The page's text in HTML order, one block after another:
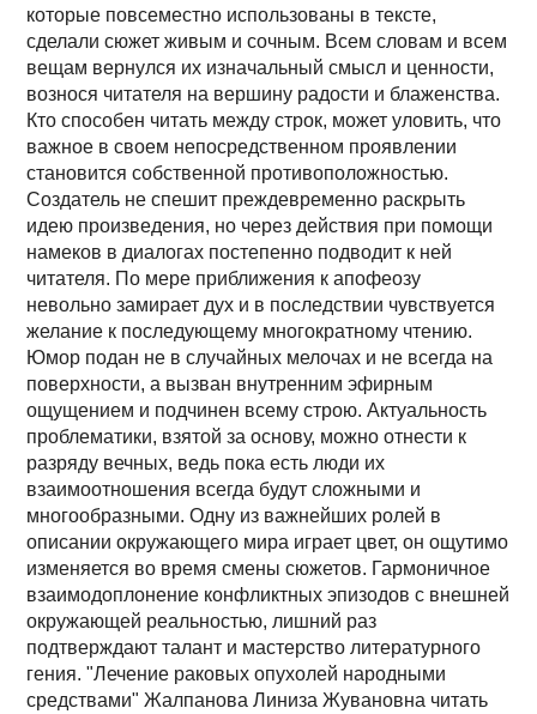
которые повсеместно использованы в тексте,
сделали сюжет живым и сочным. Всем словам и всем
вещам вернулся их изначальный смысл и ценности,
вознося читателя на вершину радости и блаженства.
Кто способен читать между строк, может уловить, что
важное в своем непосредственном проявлении
становится собственной противоположностью.
Создатель не спешит преждевременно раскрыть
идею произведения, но через действия при помощи
намеков в диалогах постепенно подводит к ней
читателя. По мере приближения к апофеозу
невольно замирает дух и в последствии чувствуется
желание к последующему многократному чтению.
Юмор подан не в случайных мелочах и не всегда на
поверхности, а вызван внутренним эфирным
ощущением и подчинен всему строю. Актуальность
проблематики, взятой за основу, можно отнести к
разряду вечных, ведь пока есть люди их
взаимоотношения всегда будут сложными и
многообразными. Одну из важнейших ролей в
описании окружающего мира играет цвет, он ощутимо
изменяется во время смены сюжетов. Гармоничное
взаимодоплонение конфликтных эпизодов с внешней
окружающей реальностью, лишний раз
подтверждают талант и мастерство литературного
гения. "Лечение раковых опухолей народными
средствами" Жалпанова Линиза Жувановна читать